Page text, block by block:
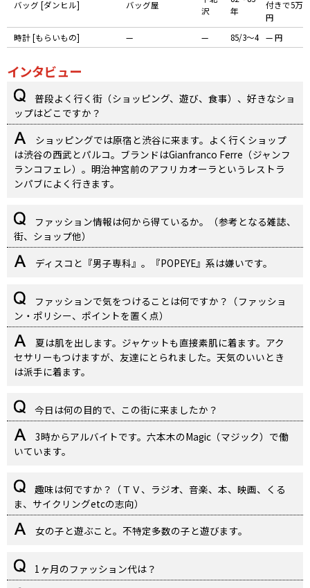
バッグ [ダンヒル] バッグ屋
沢
年
付きで5万
円
時計 [もらいもの]
— — 85/3〜4 — 円
インタビュー
普段よく行く街（ショッピング、遊び、食事）、好きなショ
ップはどこですか？
ショッピングでは原宿と渋谷に来ます。よく行くショップ
は渋谷の西武とパルコ。ブランドはGianfranco Ferre（ジャンフ
ランコフェレ）。明治神宮前のアフリカオーラというレストラ
ンパブによく行きます。
ファッション情報は何から得ているか。（参考となる雑誌、
街、ショップ他）
ディスコと『男子専科』。『POPEYE』系は嫌いです。
ファッションで気をつけることは何ですか？（ファッショ
ン・ポリシー、ポイントを置く点）
夏は肌を出します。ジャケットも直接素肌に着ます。アク
セサリーもつけますが、友達にとられました。天気のいいとき
は派手に着ます。
今日は何の目的で、この街に来ましたか？
3時からアルバイトです。六本木のMagic（マジック）で働
いています。
趣味は何ですか？（ＴＶ、ラジオ、音楽、本、映画、くる
ま、サイクリングetcの志向）
女の子と遊ぶこと。不特定多数の子と遊びます。
1ヶ月のファッション代は？